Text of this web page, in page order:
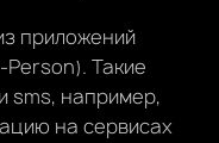
приложений
Такие
sms, например,
на сервисах